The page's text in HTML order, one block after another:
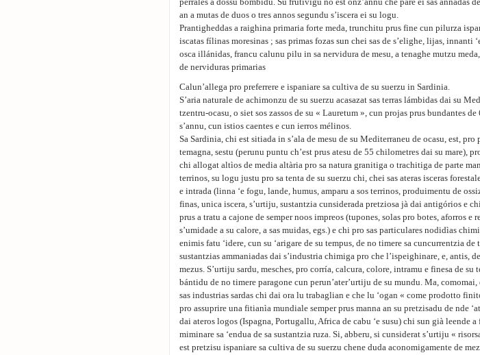
perrales a dossu bómbidu. Su frutívigu no est onz’annu che pare ei sas annadas
an a mutas de duos o tres annos segundu s’iscera ei su logu.
Prantigheddas a raighina primaria forte meda, trunchitu prus fine cun pilurza
iscatas fílinas moresinas ; sas primas fozas sun chei sas de s’elighe, lijas, innanti
osca illánidas, francu calunu pilu in sa nervidura de mesu, a tenaghe mutzu
de nerviduras primarias
Calun’allega pro preferrere e ispaniare sa cultiva de su suerzu in Sardinia.
S’aria naturale de achimonzu de su suerzu acasazat sas terras lámbidas dai su
tzentru-ocasu, o siet sos zassos de su « Lauretum », cun projas prus bundantes
s’annu, cun istios caentes e cun ierros mélinos.
Sa Sardinia, chi est sitiada in s’ala de mesu de su Mediterraneu de ocasu, est, pro
temagna, sestu (perunu puntu ch’est prus atesu de 55 chilometres dai su mare),
chi allogat altìos de media altària pro sa natura granitiga o trachitiga de parte
terrinos, su logu justu pro sa tenta de su suerzu chi, chei sas ateras isceras
e intrada (linna ‘e fogu, lande, humus, amparu a sos terrinos, produimentu de
finas, unica iscera, s’urtiju, sustantzia cunsiderada pretziosa jà dai antigórios e chi
prus a tratu a cajone de semper noos impreos (tupones, solas pro botes, aforros e
s’umidade a su calore, a sas muidas, egs.) e chi pro sas particulares nodidìas
enimis fatu ‘idere, cun su ‘arigare de su tempus, de no timere sa cuncurrentzia de
sustantzias ammaniadas dai s’industria chimiga pro che l’ispeighinare, e, antis,
mezus. S’urtiju sardu, mesches, pro corría, calcura, colore, intramu e finesa de su
bántidu de no timere paragone cun perun’ater’urtiju de su mundu. Ma, comomai,
sas industrias sardas chi dai ora lu trabaglian e che lu ‘ogan « come prodotto
pro assuprire una fitianìa mundiale semper prus manna an su pretzisadu de nde
dai ateros logos (Ispagna, Portugallu, Africa de cabu ‘e susu) chi sun già leende a
miminare sa ‘endua de sa sustantzia ruza. Si, abberu, si cunsiderat s’urtiju «
est pretzisu ispaniare sa cultiva de su suerzu chene duda aconomigamente de